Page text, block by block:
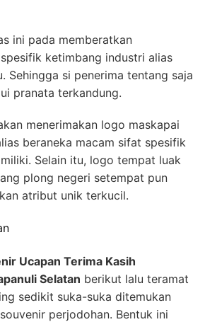
ini pada memberatkan
ketimbang industri alias
Sehingga si penerima tentang saja
pranata terkandung.
menerimakan logo maskapai
beraneka macam sifat spesifik
Selain itu, logo tempat luak
plong negeri setempat pun
atribut unik terkucil.
Ucapan Terima Kasih
Selatan berikut lalu teramat
sedikit suka-suka ditemukan
perjodohan. Bentuk ini